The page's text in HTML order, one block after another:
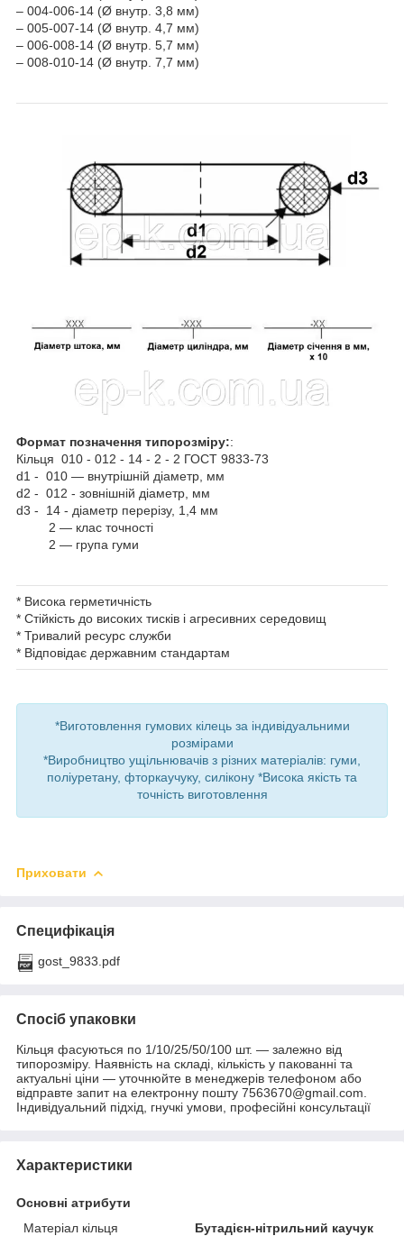
– 004-006-14 (Ø внутр. 3,8 мм)
– 005-007-14 (Ø внутр. 4,7 мм)
– 006-008-14 (Ø внутр. 5,7 мм)
– 008-010-14 (Ø внутр. 7,7 мм)
Формат позначення типорозміру::
Кільця 010 - 012 - 14 - 2 - 2 ГОСТ 9833-73
d1 - 010 — внутрішній діаметр, мм
d2 - 012 - зовнішній діаметр, мм
d3 - 14 - діаметр перерізу, 1,4 мм
2 — клас точності
2 — група гуми
* Висока герметичність
* Стійкість до високих тисків і агресивних середовищ
* Тривалий ресурс служби
* Відповідає державним стандартам
*Виготовлення гумових кілець за індивідуальними
розмірами
*Виробництво ущільнювачів з різних матеріалів: гуми,
поліуретану, фторкаучуку, силікону *Висока якість та
точність виготовлення
Приховати
Специфікація
gost_9833.pdf
Спосіб упаковки
Кільця фасуються по 1/10/25/50/100 шт. — залежно від
типорозміру. Наявність на складі, кількість у пакованні та
актуальні ціни — уточнюйте в менеджерів телефоном або
відправте запит на електронну пошту 7563670@gmail.com.
Індивідуальний підхід, гнучкі умови, професійні консультації
Характеристики
Основні атрибути
Матеріал кільця
Бутадієн-нітрильний каучук